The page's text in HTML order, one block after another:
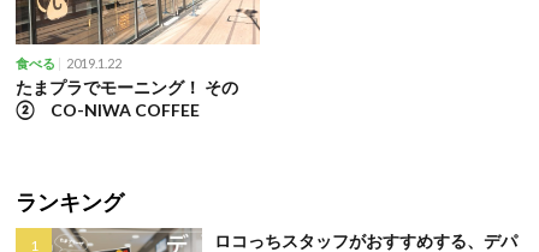
食べる 2019.1.22
たまプラでモーニング！ その
② CO-NIWA COFFEE
ランキング
ロコっちスタッフがおすすめする、デパ